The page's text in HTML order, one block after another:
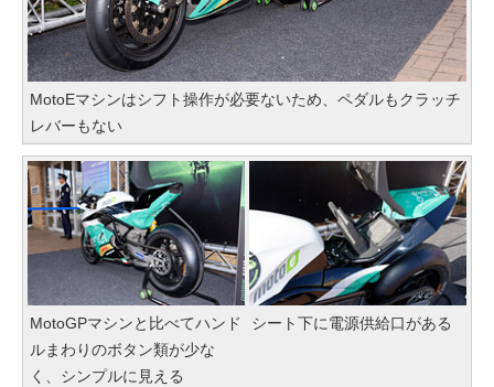
MotoEマシンはシフト操作が必要ないため、ペダルもクラッチ
レバーもない
MotoGPマシンと比べてハンド
ルまわりのボタン類が少な
く、シンプルに見える
シート下に電源供給口がある